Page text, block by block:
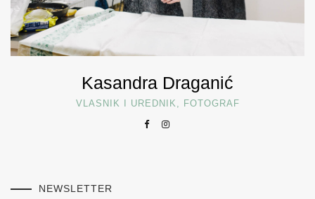
Kasandra Draganić
VLASNIK I UREDNIK, FOTOGRAF
NEWSLETTER